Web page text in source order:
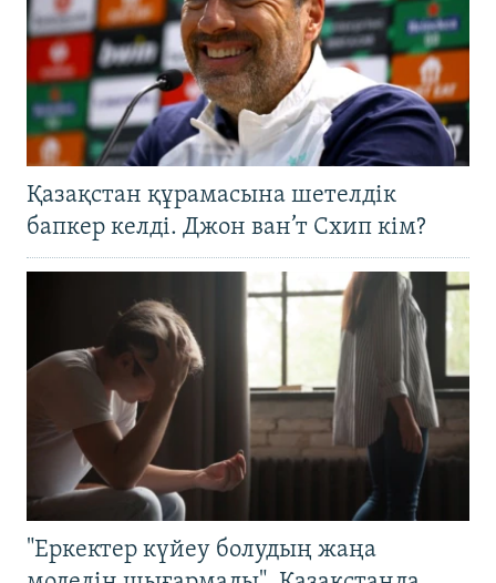
Қазақстан құрамасына шетелдік
бапкер келді. Джон ван’т Схип кім?
"Еркектер күйеу болудың жаңа